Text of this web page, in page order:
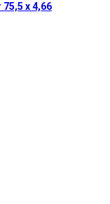
x 4,66